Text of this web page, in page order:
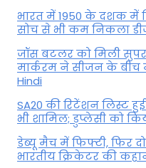
भारत में 1950 के दशक में
सोच से भी कम निकला
जॉस बटलर को मिली
मार्करम ने सीजन के बीच
Hindi
SA20 की रिटेंशन लिस्ट
भी शामिल; डुप्लेसी को
डेब्यू मैच में फिफ्टी, फिर
भारतीय क्रिकेटर की